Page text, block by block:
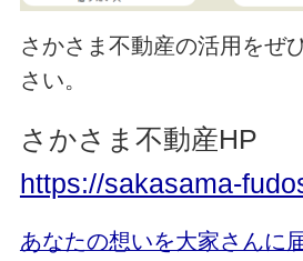
さかさま不動産の活用をぜ
さい。
さかさま不動産HP
https://sakasama-
あなたの想いを大家さんに